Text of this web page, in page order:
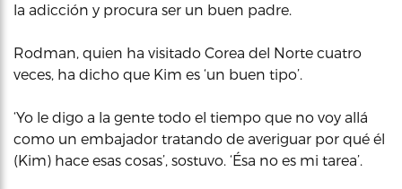
la adicción y procura ser un buen padre.
Rodman, quien ha visitado Corea del Norte cuatro
veces, ha dicho que Kim es ‘un buen tipo’.
‘Yo le digo a la gente todo el tiempo que no voy allá
como un embajador tratando de averiguar por qué él
(Kim) hace esas cosas’, sostuvo. ‘Ésa no es mi tarea’.